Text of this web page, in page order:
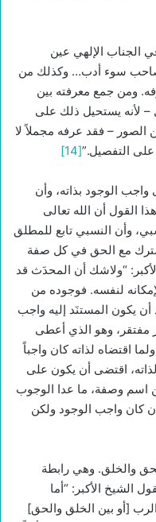
الجناب الإلهي عين
صاحب سوء أدب… وكذلك من
ومن جمع معرفته بين
– لأنه يستحيل ذلك على
الصور – فقد عرفه مجملاً لا
التفصيل.”[14]
واجب الوجود بذاته، وأن
القول أن الله تعالى
وأن النسبي تابع للمطلق
مع الحق في كل صفة
“ولاشك أن المحدَث قد
لنفسه. فوجوده من
أن يكون المستنَد إليه واجب
مفتقر، وهو الذي أعطى
اقتضاه لذاته كان واجباً
اقتضى أن يكون على
وصفة، ما عدا الوجوب
كان واجب الوجود ولكن
والخلق. وهي رابطة
الشيخ الأكبر: “أما
[أو بين الخلق والحق]